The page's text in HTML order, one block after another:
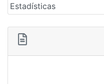
Estadísticas